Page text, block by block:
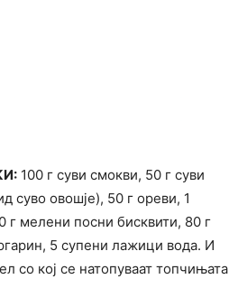
100 г суви смокви, 50 г суви
суво овошје), 50 г ореви, 1
мелени посни бисквити, 80 г
5 супени лажици вода. И
со кој се натопуваат топчињата